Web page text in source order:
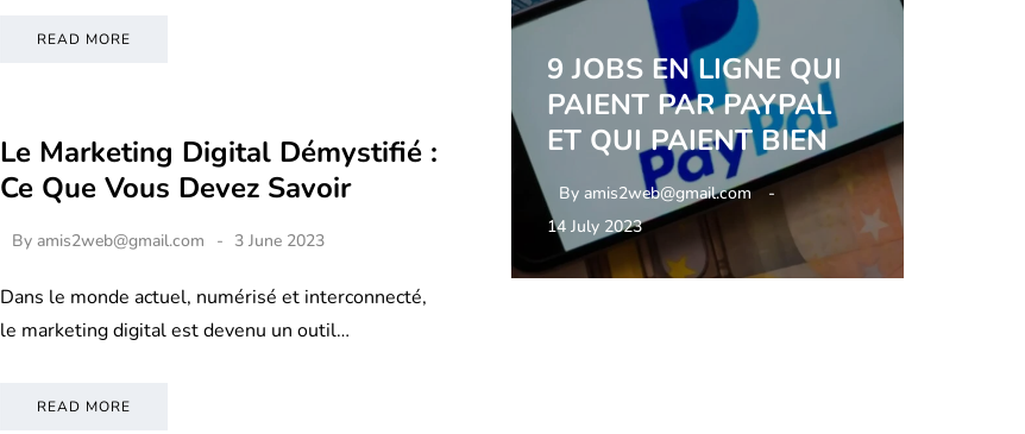
READ MORE
Le Marketing Digital Démystifié :
Ce Que Vous Devez Savoir
By amis2web@gmail.com 3 June 2023
Dans le monde actuel, numérisé et interconnecté,
le marketing digital est devenu un outil…
READ MORE
9 JOBS EN LIGNE QUI
PAIENT PAR PAYPAL
ET QUI PAIENT BIEN
By amis2web@gmail.com
14 July 2023